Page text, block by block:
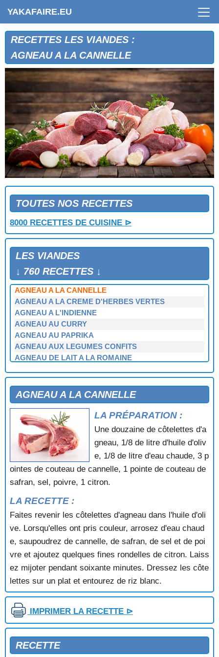
YAKAFAIRE.EU
RECETTES LES VIANDES :
AGNEAU A LA CANNELLE
TOUTES NOS RECETTES
8000 RECETTES DE CUISINE ⊳
LES VIANDES
↓ 760 RECETTES ↓
AGNEAU A LA CANNELLE
AGNEAU A LA CREME D'HERBES VERTES
AGNEAU A L'INDIENNE
AGNEAU AU CURRY
AGNEAU AU PAPRIKA
AGNEAU AUX LEGUMES CONFITS
AGNEAU DE LAIT A LA ROMAINE
AGNEAU EN FRICASSEE
AGNEAU GRILLE A L'ESTRAGON
AGNEAU SAUTE AUX OIGNONS
AILERONS DE DINDE AU CURRY
AILERONS DE DINDE GRILLES
AILLADE DE VEAU
ANDOUILLETTES A L'ETOUFFEE
ANDOUILLETTES AU VIN BLANC
BARDATTE
BECASSES COMTESSE DUBARRY
BLANC DE VOLAILLE FARCI
BLANQUETTE D'AGNEAU
BLANQUETTE DE LAPIN
BLANQUETTE DE VEAU
BLANQUETTE DE VEAU A L'ITALIENNE
BLANQUETTE DE VEAU AUX PLEUROTES
BLANQUETTE DE VEAU HONGROISE
BOEUF A LA CHINOISE
BOEUF A L'ANCIENNE
BOEUF AUX CAROTTES EN GELEE
BOEUF AUX OIGNONS
BOEUF AUX POIVRONS
BOEUF BOURGUIGNON
AGNEAU A LA CANNELLE
LA PRÉPARATION :
Une douzaine de côtelettes d'a
gneau, 1/8 de litre d'huile d'oliv
e, 1/8 de litre d'eau chaude, 3 p
ointes de couteau de cannelle, 1 pointe de couteau de
safran, sel, poivre, 1 citron.
LA RECETTE :
Faites revenir les côtelettes d'agneau dans l'huile d'oli
ve. Lorsqu'elles ont pris couleur, arrosez d'eau chaud
e, saupoudrez de cannelle, de safran, de sel et de poi
vre et ajoutez quelques fines rondelles de citron. Laiss
ez mijoter pendant soixante minutes. Dressez les côte
lettes sur un plat et entourez de riz blanc.
IMPRIMER LA RECETTE ⊳
RECETTE